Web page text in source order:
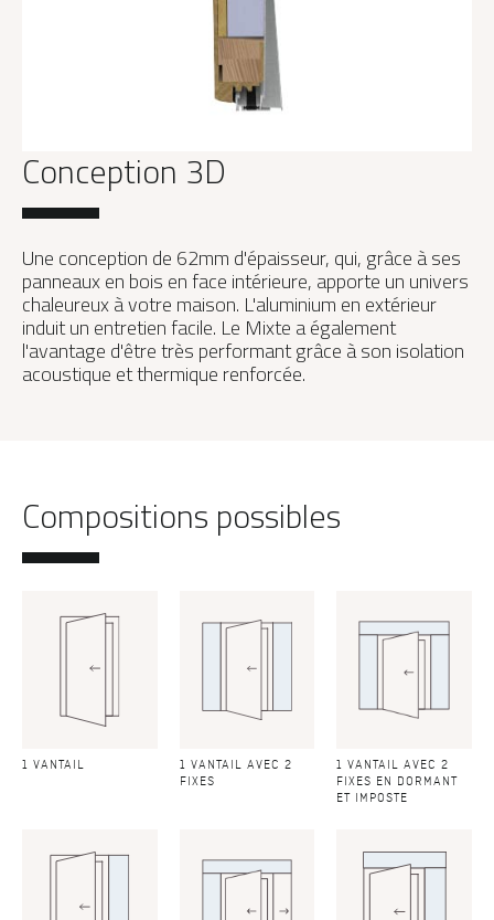
Conception 3D
Une conception de 62mm d'épaisseur, qui, grâce à ses
panneaux en bois en face intérieure, apporte un univers
chaleureux à votre maison. L'aluminium en extérieur
induit un entretien facile. Le Mixte a également
l'avantage d'être très performant grâce à son isolation
acoustique et thermique renforcée.
Compositions possibles
1 VANTAIL
1 VANTAIL AVEC 2
FIXES
1 VANTAIL AVEC 2
FIXES EN DORMANT
ET IMPOSTE